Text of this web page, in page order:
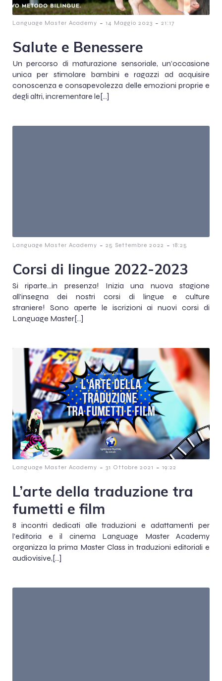
Language Master Academy - 14 Maggio 2023 - 21:17
Salute e Benessere
Un percorso di maturazione sensoriale, un’occasione
unica per stimolare bambini e ragazzi ad acquisire
conoscenza e consapevolezza delle emozioni proprie e
degli altri, incrementare le[…]
Language Master Academy - 25 Settembre 2022 - 18:25
Corsi di lingue 2022-2023
Si riparte…in presenza! Inizia una nuova stagione
all’insegna dei nostri corsi di lingue e culture
straniere! Sono aperte le iscrizioni ai nuovi corsi di
Language Master[…]
Language Master Academy - 31 Ottobre 2021 - 19:22
L’arte della traduzione tra
fumetti e film
8 incontri dedicati alle traduzioni e adattamenti per
l’editoria e il cinema Language Master Academy
organizza la prima Master Class in traduzioni editoriali e
audiovisive,[…]